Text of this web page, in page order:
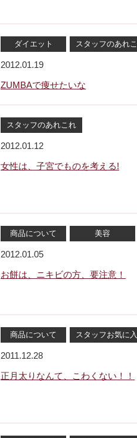
ダイエット スタッフのあれ
2012.01.19
ZUMBAで痩せたいな
スタッフのあれこれ
2012.01.12
女性は、子宮でものを考える!
商品について 美容
2012.01.05
お餅は、ニキビの方、要注意！
商品について スタッフお気に
2011.12.28
正月太りなんて、こわくない！！